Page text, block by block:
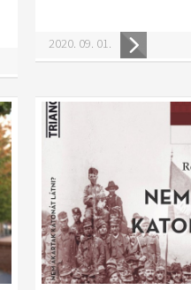
2020. 09. 01.